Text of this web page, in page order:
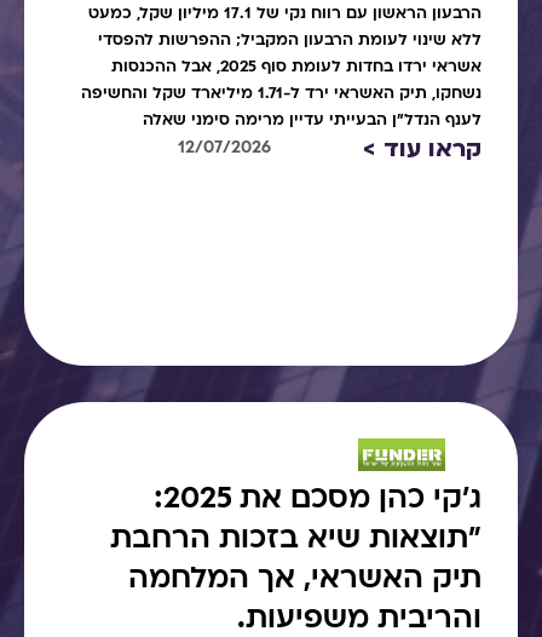
הרבעון הראשון עם רווח נקי של 17.1 מיליון שקל, כמעט
ללא שינוי לעומת הרבעון המקביל; ההפרשות להפסדי
אשראי ירדו בחדות לעומת סוף 2025, אבל ההכנסות
נשחקו, תיק האשראי ירד ל-1.71 מיליארד שקל והחשיפה
לענף הנדל"ן הבעייתי עדיין מרימה סימני שאלה
קראו עוד > 12/07/2026
ג׳קי כהן מסכם את 2025:
"תוצאות שיא בזכות הרחבת
תיק האשראי, אך המלחמה
והריבית משפיעות.